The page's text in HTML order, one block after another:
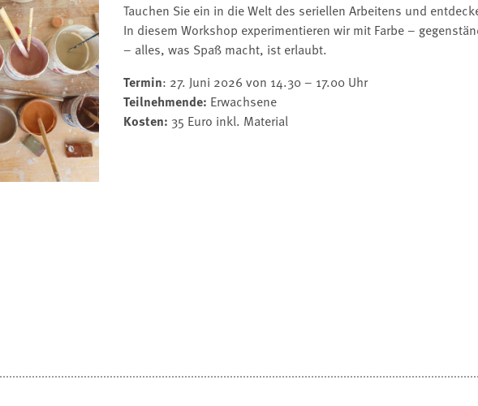
Tauchen Sie ein in die Welt des seriellen Arbeitens und
In diesem Workshop experimentieren wir mit Farbe –
– alles, was Spaß macht, ist erlaubt.
Termin: 27. Juni 2026 von 14.30 – 17.00 Uhr
Teilnehmende: Erwachsene
Kosten: 35 Euro inkl. Material